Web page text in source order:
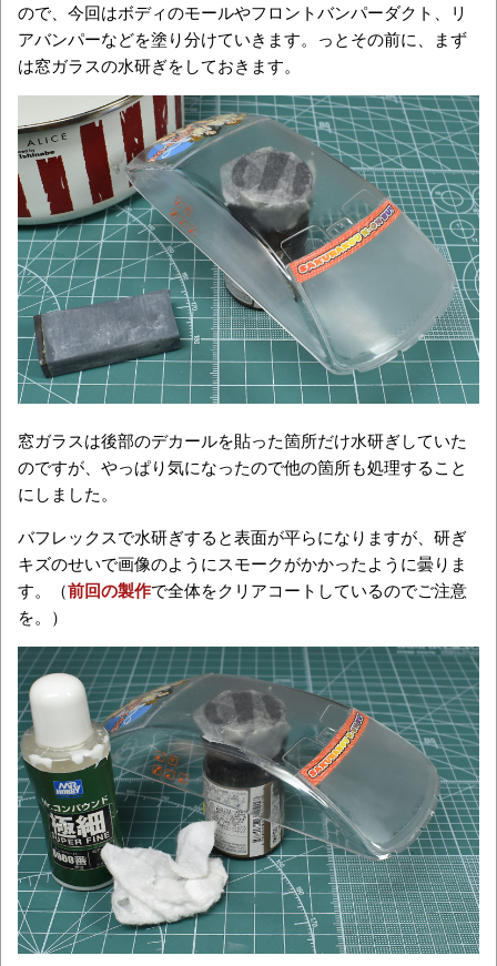
ので、今回はボディのモールやフロントバンパーダクト、リ
アバンパーなどを塗り分けていきます。っとその前に、まず
は窓ガラスの水研ぎをしておきます。
窓ガラスは後部のデカールを貼った箇所だけ水研ぎしていた
のですが、やっぱり気になったので他の箇所も処理すること
にしました。
バフレックスで水研ぎすると表面が平らになりますが、研ぎ
キズのせいで画像のようにスモークがかかったように曇りま
す。（前回の製作で全体をクリアコートしているのでご注意
を。）